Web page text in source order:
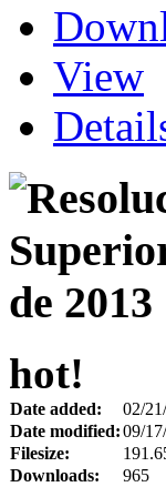
View
hot!
Date added:
02/
Date modified:09/
Filesize:
Downloads:
965